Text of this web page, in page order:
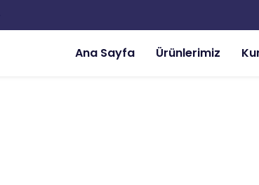
Ana Sayfa Ürünlerimiz